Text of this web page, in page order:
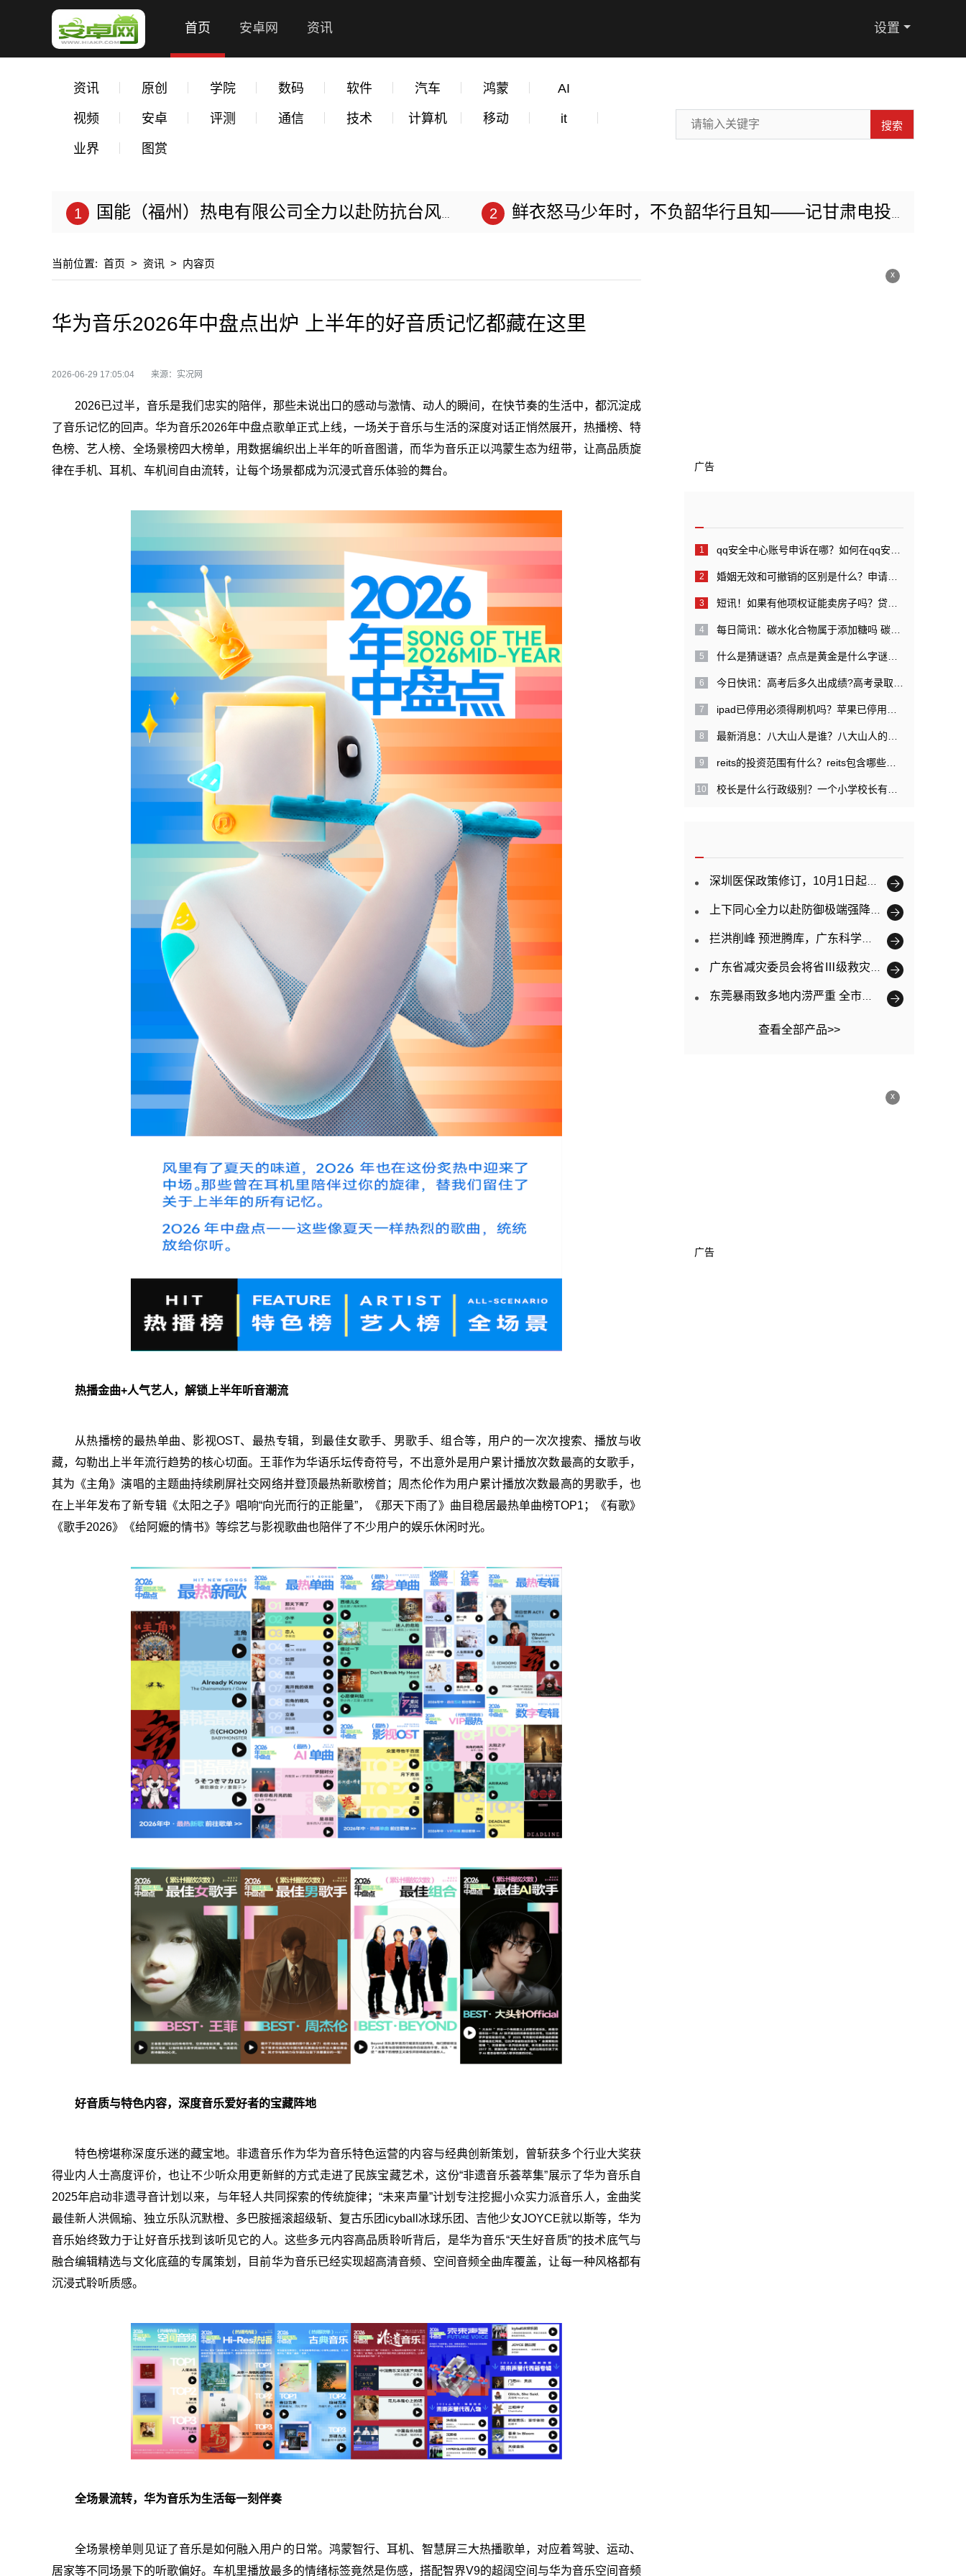
首页 安卓网 资讯 设置
资讯 原创 学院 数码 软件 汽车 鸿蒙 AI
视频 安卓 评测 通信 技术 计算机 移动 it
业界 图赏
搜索
国能（福州）热电有限公司全力以赴防抗台风“苏拉” 鲜衣怒马少年时，不负韶华行且知——记甘肃电投张掖电厂扩建项目部李特
当前位置: 首页 > 资讯 > 内容页
华为音乐2026年中盘点出炉 上半年的好音质记忆都藏在这里
2026-06-29 17:05:04 来源：实况网
2026已过半，音乐是我们忠实的陪伴，那些未说出口的感动与激情、动人的瞬间，在快节奏的生活中，都沉淀成
了音乐记忆的回声。华为音乐2026年中盘点歌单正式上线，一场关于音乐与生活的深度对话正悄然展开，热播榜、特
色榜、艺人榜、全场景榜四大榜单，用数据编织出上半年的听音图谱，而华为音乐正以鸿蒙生态为纽带，让高品质旋
律在手机、耳机、车机间自由流转，让每个场景都成为沉浸式音乐体验的舞台。
热播金曲+人气艺人，解锁上半年听音潮流
从热播榜的最热单曲、影视OST、最热专辑，到最佳女歌手、男歌手、组合等，用户的一次次搜索、播放与收
藏，勾勒出上半年流行趋势的核心切面。王菲作为华语乐坛传奇符号，不出意外是用户累计播放次数最高的女歌手，
其为《主角》演唱的主题曲持续刷屏社交网络并登顶最热新歌榜首；周杰伦作为用户累计播放次数最高的男歌手，也
在上半年发布了新专辑《太阳之子》唱响“向光而行的正能量”，《那天下雨了》曲目稳居最热单曲榜TOP1；《有歌》
《歌手2026》《给阿嬷的情书》等综艺与影视歌曲也陪伴了不少用户的娱乐休闲时光。
好音质与特色内容，深度音乐爱好者的宝藏阵地
特色榜堪称深度乐迷的藏宝地。非遗音乐作为华为音乐特色运营的内容与经典创新策划，曾斩获多个行业大奖获
得业内人士高度评价，也让不少听众用更新鲜的方式走进了民族宝藏艺术，这份“非遗音乐荟萃集”展示了华为音乐自
2025年启动非遗寻音计划以来，与年轻人共同探索的传统旋律；“未来声量”计划专注挖掘小众实力派音乐人，金曲奖
最佳新人洪佩瑜、独立乐队沉默橙、多巴胺摇滚超级斩、复古乐团icyball冰球乐团、吉他少女JOYCE就以斯等，华为
音乐始终致力于让好音乐找到该听见它的人。这些多元内容高品质聆听背后，是华为音乐“天生好音质”的技术底气与
融合编辑精选与文化底蕴的专属策划，目前华为音乐已经实现超高清音频、空间音频全曲库覆盖，让每一种风格都有
沉浸式聆听质感。
全场景流转，华为音乐为生活每一刻伴奏
全场景榜单则见证了音乐是如何融入用户的日常。鸿蒙智行、耳机、智慧屏三大热播歌单，对应着驾驶、运动、
居家等不同场景下的听歌偏好。车机里播放最多的情绪标签竟然是伤感，搭配智界V9的超阔空间与华为音乐空间音频
x
广告
深圳医保政策修订，10月1日起正式实施
上下同心全力以赴防御极端强降雨 广东已提前转移超11万人
拦洪削峰 预泄腾库，广东科学调度防御韩江洪水
广东省减灾委员会将省Ⅲ级救灾应急响应提升为Ⅱ级
东莞暴雨致多地内涝严重 全市已转移3563人
查看全部产品>>
x
广告